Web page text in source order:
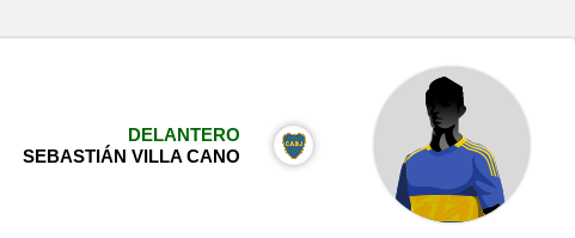
DELANTERO
SEBASTIÁN VILLA CANO